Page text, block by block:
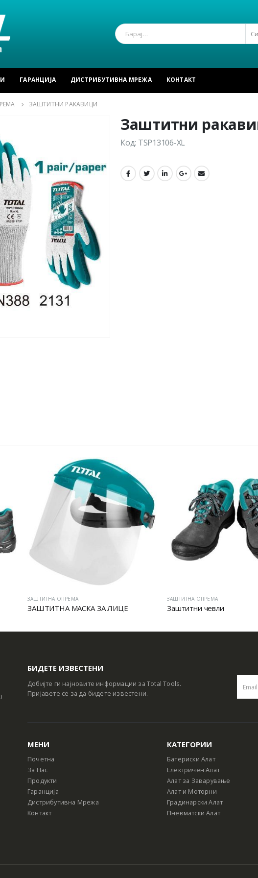
ГАРАНЦИЈА ДИСТРИБУТИВНА МРЕЖА КОНТАКТ
ЗАШТИТНИ РАКАВИЦИ
Заштитни
Код: TSP13106-XL
ЗАШТИТНА ОПРЕМА
ЗАШТИТНА МАСКА ЗА ЛИЦЕ
ЗАШТИТНА ОПРЕМА
Заштитни чевли
БИДЕТЕ ИЗВЕСТЕНИ
Добијте ги најновите информации за Total Tools.
Пријавете се за да бидете известени.
МЕНИ
Почетна
За Нас
Продукти
Гаранција
Дистрибутивна Мрежа
Контакт
КАТЕГОРИИ
Батериски Алат
Електричен Алат
Алат за Заварување
Алат и Моторни
Градинарски Алат
Пневматски Алат